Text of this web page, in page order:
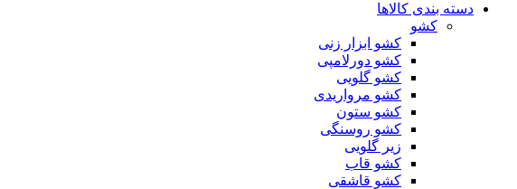
دسته بندی کالاها
کشو
کشو ابزار زنی
کشو دورلامپی
کشو گلویی
کشو مرواریدی
کشو ستون
کشو روسنگی
زیر گلویی
کشو قاب
کشو قاشقی